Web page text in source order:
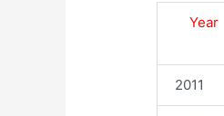
Year
2011